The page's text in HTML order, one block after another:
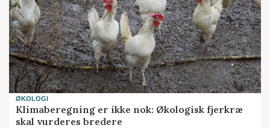
ØKOLOGI
Klimaberegning er ikke nok: Økologisk fjerkræ
skal vurderes bredere